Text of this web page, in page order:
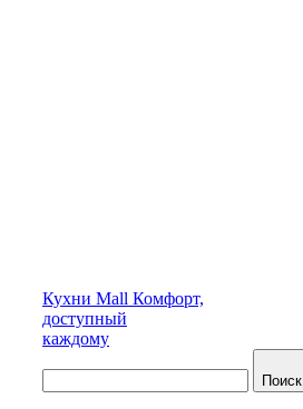
Кухни Mall Комфорт,
доступный
каждому
Поиск